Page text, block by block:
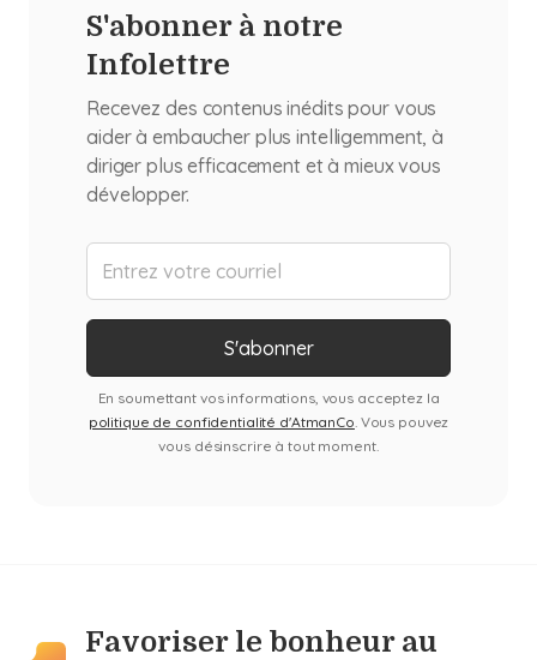
S'abonner à notre
Infolettre
Recevez des contenus inédits pour vous
aider à embaucher plus intelligemment, à
diriger plus efficacement et à mieux vous
développer.
En soumettant vos informations, vous acceptez la
politique de confidentialité d'AtmanCo . Vous pouvez
vous désinscrire à tout moment.
Favoriser le bonheur au